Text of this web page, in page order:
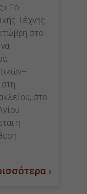
Το
Τέχνης
στο
στο
η
›